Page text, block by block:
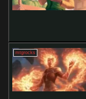
mtgrocks